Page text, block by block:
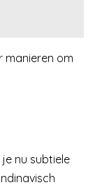
manieren om
nu subtiele